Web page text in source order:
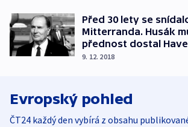
Před 30 lety se
Mitterranda. Husák
přednost dostal
9. 12. 2018
Evropský pohled
ČT24 každý den vybírá z obsahu